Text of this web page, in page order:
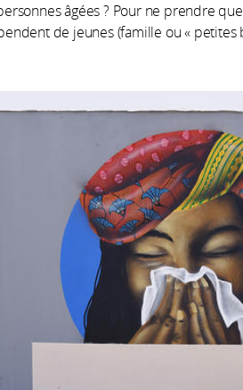
âgées ? Pour ne prendre
de jeunes (famille ou «